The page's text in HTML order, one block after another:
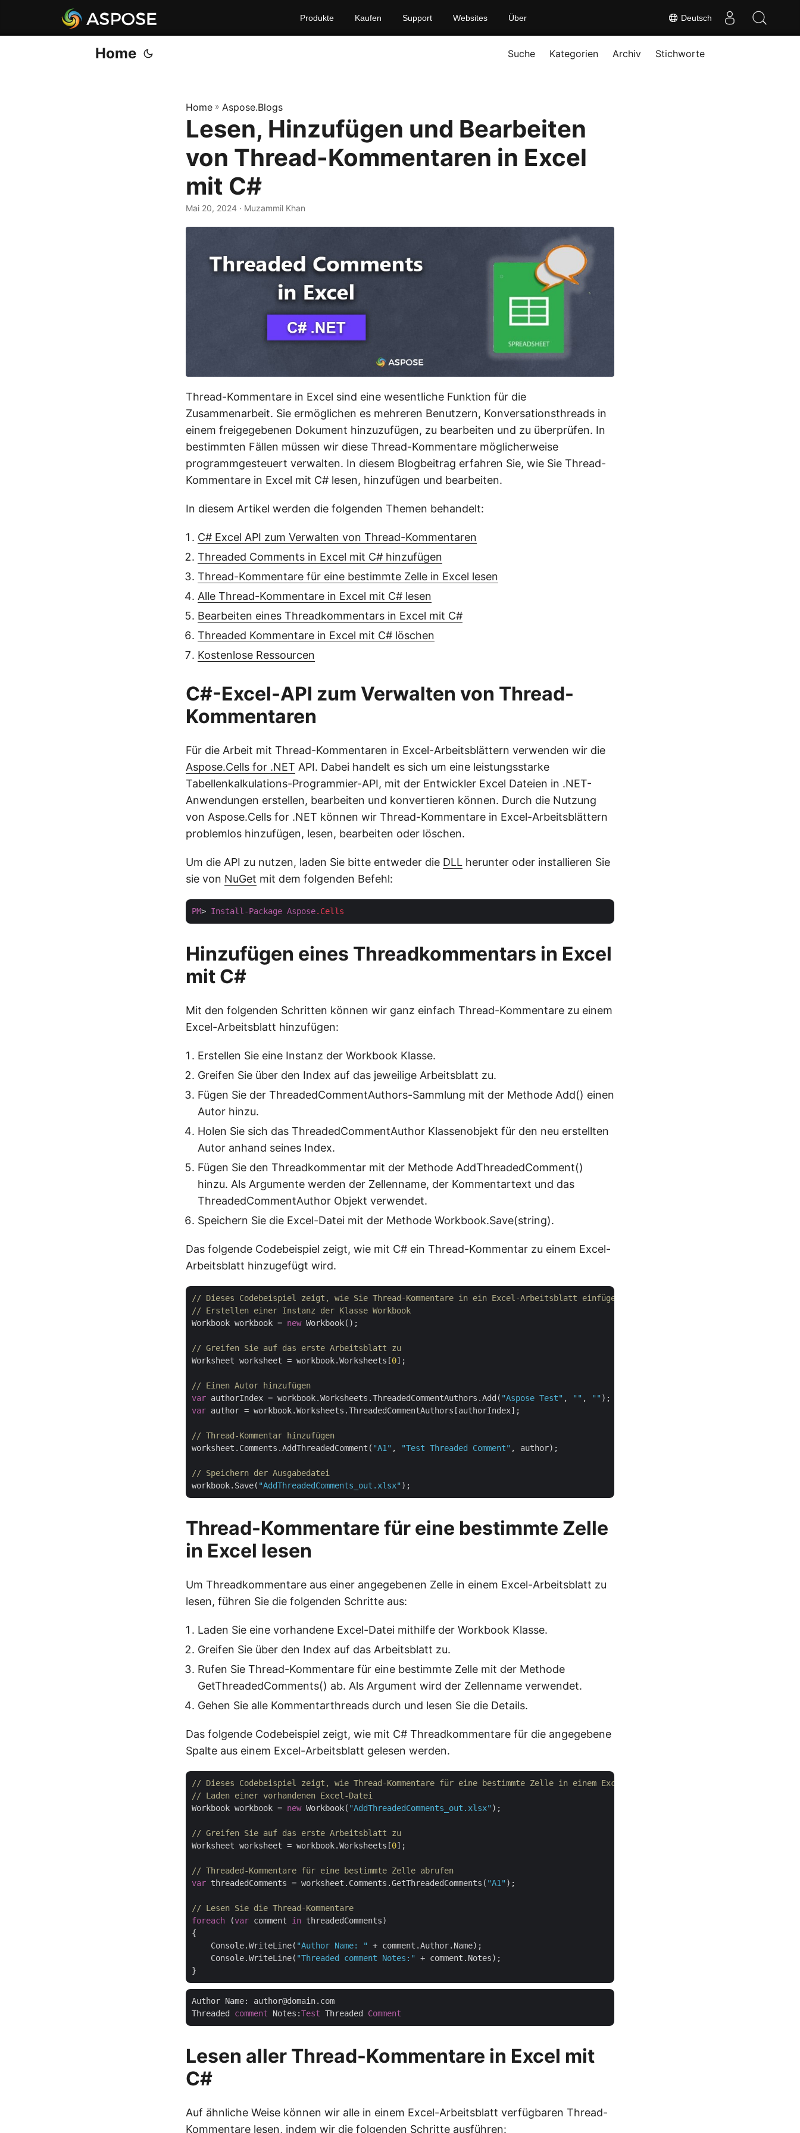
Deutsch
Produkte Kaufen Support Websites Über
Home Suche Kategorien Archiv Stichworte
Home » Aspose.Blogs
Lesen, Hinzufügen und Bearbeiten
von Thread-Kommentaren in Excel
mit C#
Mai 20, 2024 · Muzammil Khan
Thread-Kommentare in Excel sind eine wesentliche Funktion für die
Zusammenarbeit. Sie ermöglichen es mehreren Benutzern, Konversationsthreads in
einem freigegebenen Dokument hinzuzufügen, zu bearbeiten und zu überprüfen. In
bestimmten Fällen müssen wir diese Thread-Kommentare möglicherweise
programmgesteuert verwalten. In diesem Blogbeitrag erfahren Sie, wie Sie Thread-
Kommentare in Excel mit C# lesen, hinzufügen und bearbeiten.
In diesem Artikel werden die folgenden Themen behandelt:
C# Excel API zum Verwalten von Thread-Kommentaren
Threaded Comments in Excel mit C# hinzufügen
Thread-Kommentare für eine bestimmte Zelle in Excel lesen
Alle Thread-Kommentare in Excel mit C# lesen
Bearbeiten eines Threadkommentars in Excel mit C#
Threaded Kommentare in Excel mit C# löschen
Kostenlose Ressourcen
C#-Excel-API zum Verwalten von Thread-
Kommentaren
Für die Arbeit mit Thread-Kommentaren in Excel-Arbeitsblättern verwenden wir die
Aspose.Cells for .NET API. Dabei handelt es sich um eine leistungsstarke
Tabellenkalkulations-Programmier-API, mit der Entwickler Excel Dateien in .NET-
Anwendungen erstellen, bearbeiten und konvertieren können. Durch die Nutzung
von Aspose.Cells for .NET können wir Thread-Kommentare in Excel-Arbeitsblättern
problemlos hinzufügen, lesen, bearbeiten oder löschen.
Um die API zu nutzen, laden Sie bitte entweder die DLL herunter oder installieren Sie
sie von NuGet mit dem folgenden Befehl:
PM> Install-Package Aspose.Cells
Hinzufügen eines Threadkommentars in Excel
mit C#
Mit den folgenden Schritten können wir ganz einfach Thread-Kommentare zu einem
Excel-Arbeitsblatt hinzufügen:
Erstellen Sie eine Instanz der Workbook Klasse.
Greifen Sie über den Index auf das jeweilige Arbeitsblatt zu.
Fügen Sie der ThreadedCommentAuthors-Sammlung mit der Methode Add() einen
Autor hinzu.
Holen Sie sich das ThreadedCommentAuthor Klassenobjekt für den neu erstellten
Autor anhand seines Index.
Fügen Sie den Threadkommentar mit der Methode AddThreadedComment()
hinzu. Als Argumente werden der Zellenname, der Kommentartext und das
ThreadedCommentAuthor Objekt verwendet.
Speichern Sie die Excel-Datei mit der Methode Workbook.Save(string).
Das folgende Codebeispiel zeigt, wie mit C# ein Thread-Kommentar zu einem Excel-
Arbeitsblatt hinzugefügt wird.
// Dieses Codebeispiel zeigt, wie Sie Thread-Kommentare in ein Excel-Arbeitsblatt einfügen
// Erstellen einer Instanz der Klasse Workbook
Workbook workbook = new Workbook();
// Greifen Sie auf das erste Arbeitsblatt zu
Worksheet worksheet = workbook.Worksheets[0];
// Einen Autor hinzufügen
var authorIndex = workbook.Worksheets.ThreadedCommentAuthors.Add( "Aspose Test" , "" , ""
var author = workbook.Worksheets.ThreadedCommentAuthors[authorIndex];
// Thread-Kommentar hinzufügen
worksheet.Comments.AddThreadedComment( "A1" , "Test Threaded Comment" , author);
// Speichern der Ausgabedatei
workbook.Save( "AddThreadedComments_out.xlsx"
Thread-Kommentare für eine bestimmte Zelle
in Excel lesen
Um Threadkommentare aus einer angegebenen Zelle in einem Excel-Arbeitsblatt zu
lesen, führen Sie die folgenden Schritte aus:
Laden Sie eine vorhandene Excel-Datei mithilfe der Workbook Klasse.
Greifen Sie über den Index auf das Arbeitsblatt zu.
Rufen Sie Thread-Kommentare für eine bestimmte Zelle mit der Methode
GetThreadedComments() ab. Als Argument wird der Zellenname verwendet.
Gehen Sie alle Kommentarthreads durch und lesen Sie die Details.
Das folgende Codebeispiel zeigt, wie mit C# Threadkommentare für die angegebene
Spalte aus einem Excel-Arbeitsblatt gelesen werden.
// Dieses Codebeispiel zeigt, wie Thread-Kommentare für eine bestimmte Zelle in einem Excel-Arbeitsblatt gelesen werden
// Laden einer vorhandenen Excel-Datei
Workbook workbook = new Workbook( "AddThreadedComments_out.xlsx" );
// Greifen Sie auf das erste Arbeitsblatt zu
Worksheet worksheet = workbook.Worksheets[0];
// Threaded-Kommentare für eine bestimmte Zelle abrufen
var threadedComments = worksheet.Comments.GetThreadedComments( "A1" );
// Lesen Sie die Thread-Kommentare
foreach (var comment in threadedComments)
{
    Console.WriteLine(
"Author Name: "
+ comment.Author.Name);
    Console.WriteLine(
"Threaded comment Notes:"
+ comment.Notes);
Author Name: author@domain.com
Threaded comment Notes:Test Threaded Comment
Lesen aller Thread-Kommentare in Excel mit
C#
Auf ähnliche Weise können wir alle in einem Excel-Arbeitsblatt verfügbaren Thread-
Kommentare lesen, indem wir die folgenden Schritte ausführen: